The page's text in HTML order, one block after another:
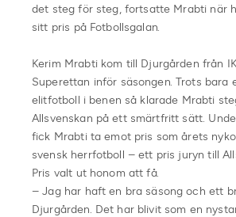
det steg för steg, fortsatte Mrabti när
sitt pris på Fotbollsgalan.
Kerim Mrabti kom till Djurgården från
Superettan inför säsongen. Trots bara
elitfotboll i benen så klarade Mrabti
Allsvenskan på ett smärtfritt sätt.
fick Mrabti ta emot pris som årets
svensk herrfotboll – ett pris juryn till
Pris valt ut honom att få.
– Jag har haft en bra säsong och ett
Djurgården. Det har blivit som en